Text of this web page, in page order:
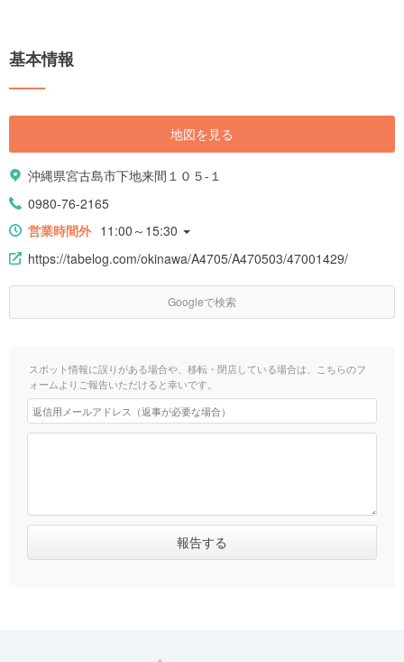
基本情報
地図を見る
沖縄県宮古島市下地来間１０５-１
0980-76-2165
営業時間外 11:00～15:30
https://tabelog.com/okinawa/A4705/A470503/47001429/
Googleで検索
スポット情報に誤りがある場合や、移転・閉店している場合は、こちらのフ
ォームよりご報告いただけると幸いです。